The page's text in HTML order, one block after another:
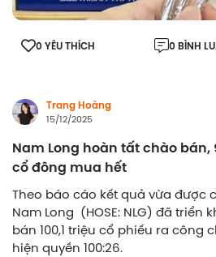
0 YÊU THÍCH 0 BÌNH
Trang Hoàng
15/12/2025
Nam Long hoàn tất chào bán,
cổ đông mua hết
Theo báo cáo kết quả vừa được
Nam Long (HOSE: NLG) đã triển
bán 100,1 triệu cổ phiếu ra công
hiện quyền 100:26.